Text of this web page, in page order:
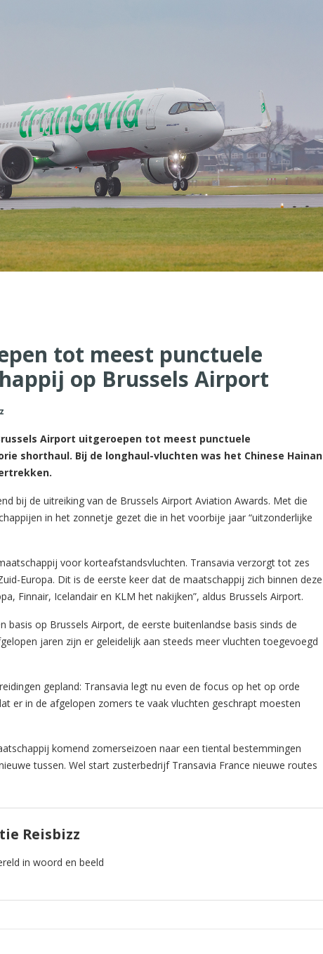
tot meest punctuele
op Brussels Airport
Airport uitgeroepen tot meest punctuele
shorthaul. Bij de longhaul-vluchten was het Chinese Hainan
bij de uitreiking van de Brussels Airport Aviation Awards. Met die
in het zonnetje gezet die in het voorbije jaar “uitzonderlijke
voor korteafstandsvluchten. Transavia verzorgt tot zes
Europa. Dit is de eerste keer dat de maatschappij zich binnen deze
Finnair, Icelandair en KLM het nakijken”, aldus Brussels Airport.
basis op Brussels Airport, de eerste buitenlandse basis sinds de
jaren zijn er geleidelijk aan steeds meer vluchten toegevoegd
gepland: Transavia legt nu even de focus op het op orde
er in de afgelopen zomers te vaak vluchten geschrapt moesten
komend zomerseizoen naar een tiental bestemmingen
tussen. Wel start zusterbedrijf Transavia France nieuwe routes
Reisbizz
in woord en beeld